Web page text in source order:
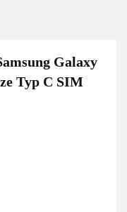
Galaxy
Typ C SIM